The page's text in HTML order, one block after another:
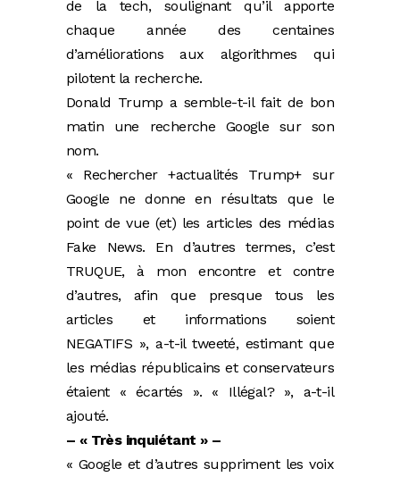
de la tech, soulignant qu’il apporte
chaque année des centaines
d’améliorations aux algorithmes qui
pilotent la recherche.
Donald Trump a semble-t-il fait de bon
matin une recherche Google sur son
nom.
« Rechercher +actualités Trump+ sur
Google ne donne en résultats que le
point de vue (et) les articles des médias
Fake News. En d’autres termes, c’est
TRUQUE, à mon encontre et contre
d’autres, afin que presque tous les
articles et informations soient
NEGATIFS », a-t-il tweeté, estimant que
les médias républicains et conservateurs
étaient « écartés ». « Illégal? », a-t-il
ajouté.
– « Très inquiétant » –
« Google et d’autres suppriment les voix